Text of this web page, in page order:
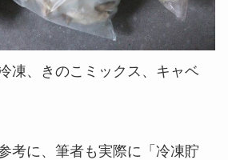
凍、きのこミックス、キャベ
考に、筆者も実際に「冷凍貯